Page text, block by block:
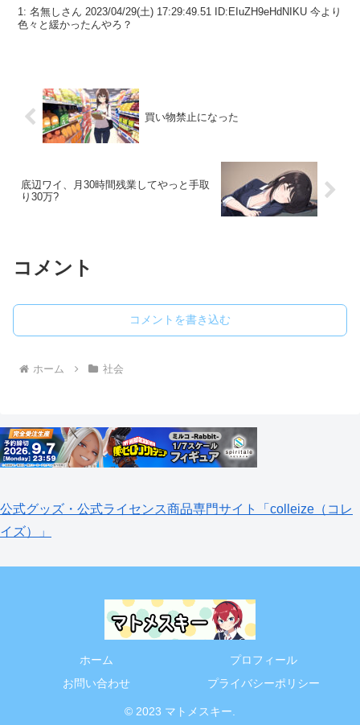
1: 名無しさん 2023/04/29(土) 17:29:49.51 ID:EIuZH9eHdNIKU 今より
色々と緩かったんやろ？
買い物禁止になった
底辺ワイ、月30時間残業してやっと手取
り30万?
コメント
コメントを書き込む
ホーム 社会
公式グッズ・公式ライセンス商品専門サイト「colleize（コレ
イズ）」
ホーム
プロフィール
お問い合わせ
プライバシーポリシー
© 2023 マトメスキー.